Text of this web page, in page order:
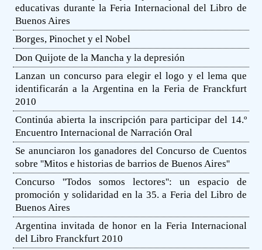
educativas durante la Feria Internacional del Libro de
Buenos Aires
Borges, Pinochet y el Nobel
Don Quijote de la Mancha y la depresión
Lanzan un concurso para elegir el logo y el lema que
identificarán a la Argentina en la Feria de Franckfurt
2010
Continúa abierta la inscripción para participar del 14.º
Encuentro Internacional de Narración Oral
Se anunciaron los ganadores del Concurso de Cuentos
sobre ''Mitos e historias de barrios de Buenos Aires''
Concurso ''Todos somos lectores'': un espacio de
promoción y solidaridad en la 35. a Feria del Libro de
Buenos Aires
Argentina invitada de honor en la Feria Internacional
del Libro Franckfurt 2010